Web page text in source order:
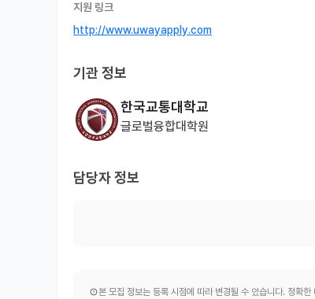
지원 링크
http://www.uwayapply.com
기관 정보
한국교통대학교
글로벌융합대학원
담당자 정보
본 모집 정보는 등록 시점에 따라 변경될 수 있습니다. 정확